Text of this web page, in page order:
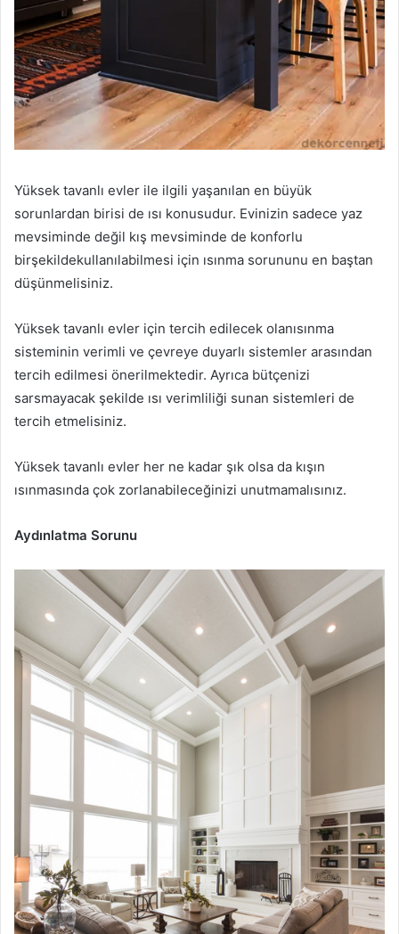
Yüksek tavanlı evler ile ilgili yaşanılan en büyük
sorunlardan birisi de ısı konusudur. Evinizin sadece yaz
mevsiminde değil kış mevsiminde de konforlu
birşekildekullanılabilmesi için ısınma sorununu en baştan
düşünmelisiniz.
Yüksek tavanlı evler için tercih edilecek olanısınma
sisteminin verimli ve çevreye duyarlı sistemler arasından
tercih edilmesi önerilmektedir. Ayrıca bütçenizi
sarsmayacak şekilde ısı verimliliği sunan sistemleri de
tercih etmelisiniz.
Yüksek tavanlı evler her ne kadar şık olsa da kışın
ısınmasında çok zorlanabileceğinizi unutmamalısınız.
Aydınlatma Sorunu